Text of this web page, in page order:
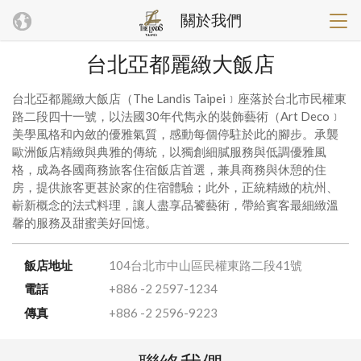
關於我們
台北亞都麗緻大飯店
台北亞都麗緻大飯店（The Landis Taipei﹞座落於台北市民權東
路二段四十一號，以法國30年代雋永的裝飾藝術（Art Deco﹞
美學風格和內斂的優雅氣質，感動每個停駐於此的腳步。承襲
歐洲飯店精緻與典雅的傳統，以獨創細膩服務與低調優雅風
格，成為各國商務旅客住宿飯店首選，兼具商務與休憩的住
房，提供旅客更甚於家的住宿體驗；此外，正統精緻的杭州、
嶄新概念的法式料理，讓人盡享品饕藝術，帶給賓客最細緻溫
馨的服務及甜蜜美好回憶。
飯店地址
104台北市中山區民權東路二段41號
電話
+886 -2 2597-1234
傳真
+886 -2 2596-9223